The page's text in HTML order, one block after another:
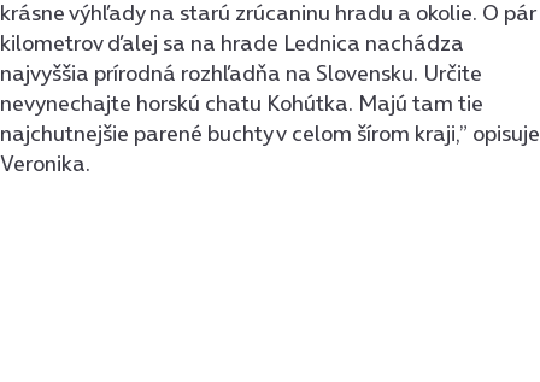
krásne výhľady na starú zrúcaninu hradu a okolie. O pár
kilometrov ďalej sa na hrade Lednica nachádza
najvyššia prírodná rozhľadňa na Slovensku. Určite
nevynechajte horskú chatu Kohútka. Majú tam tie
najchutnejšie parené buchty v celom šírom kraji,” opisuje
Veronika.